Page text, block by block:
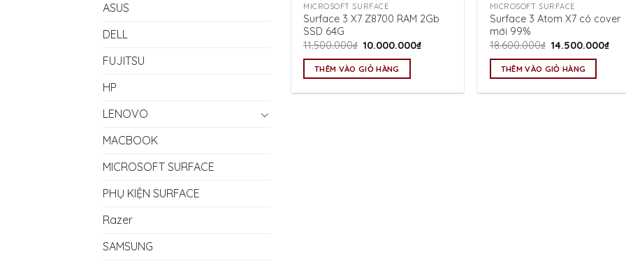
ASUS
DELL
FUJITSU
HP
LENOVO
MACBOOK
MICROSOFT SURFACE
PHỤ KIỆN SURFACE
Razer
SAMSUNG
MICROSOFT SURFACE
Surface 3 X7 Z8700 RAM 2Gb
SSD 64G
11.500.000₫ Giá
là:
11.500.000₫.
10.000.000₫Giá
THÊM VÀO GIỎ HÀNG
MICROSOFT SURFACE
Surface 3 Atom X7 có cover
mới 99%
18.600.000₫ Giá
là:
18.600.000₫.
14.500.000₫Giá
THÊM VÀO GIỎ HÀNG